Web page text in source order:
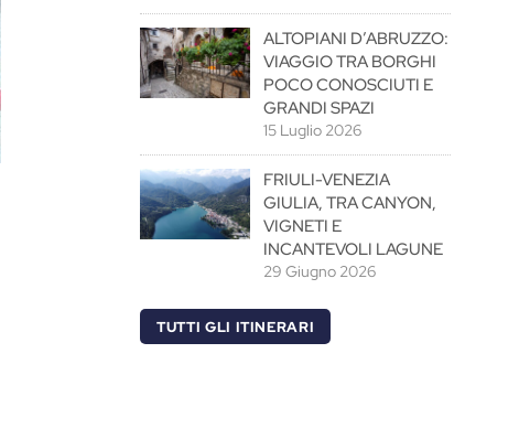
ALTOPIANI D’ABRUZZO:
VIAGGIO TRA BORGHI
POCO CONOSCIUTI E
GRANDI SPAZI
15 Luglio 2026
FRIULI-VENEZIA
GIULIA, TRA CANYON,
VIGNETI E
INCANTEVOLI LAGUNE
29 Giugno 2026
TUTTI GLI ITINERARI